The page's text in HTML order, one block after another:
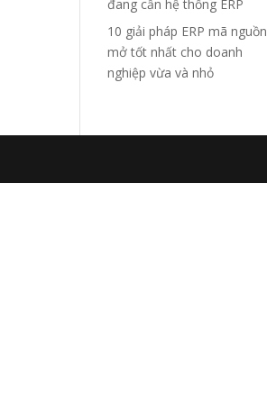
đang cần hệ thống ERP
10 giải pháp ERP mã nguồn
mở tốt nhất cho doanh
nghiệp vừa và nhỏ